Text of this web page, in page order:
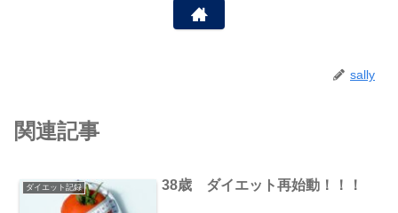
sally
関連記事
ダイエット記録 38歳 ダイエット再始動！！！